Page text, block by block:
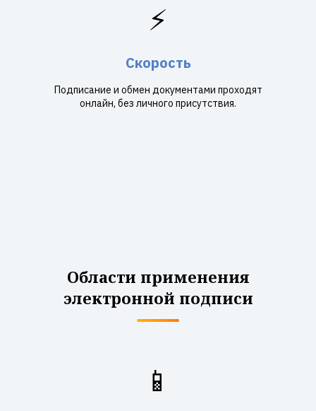
⚡
Скорость
Подписание и обмен документами проходят
онлайн, без личного присутствия.
Области применения
электронной подписи
📱